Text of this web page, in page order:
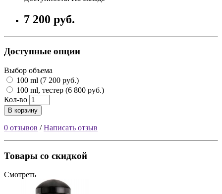
7 200 руб.
Доступные опции
Выбор объема
100 ml (7 200 руб.)
100 ml, тестер (6 800 руб.)
Кол-во
В корзину
0 отзывов /Написать отзыв
Товары со скидкой
Смотреть